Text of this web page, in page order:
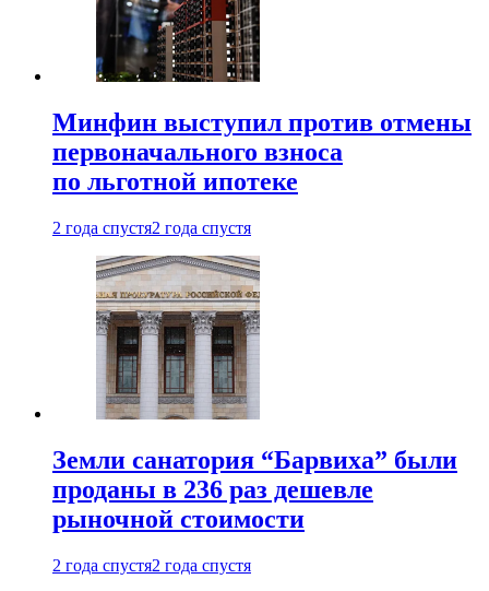
Минфин выступил против отмены
первоначального взноса
по льготной ипотеке
2 года спустя2 года спустя
Земли санатория “Барвиха” были
проданы в 236 раз дешевле
рыночной стоимости
2 года спустя2 года спустя